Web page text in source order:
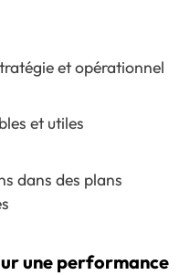
et opérationnel
et utiles
dans des plans
une performance